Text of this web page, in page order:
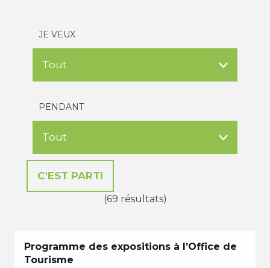
JE VEUX
PENDANT
(69 résultats)
Programme des expositions à l’Office de
Tourisme